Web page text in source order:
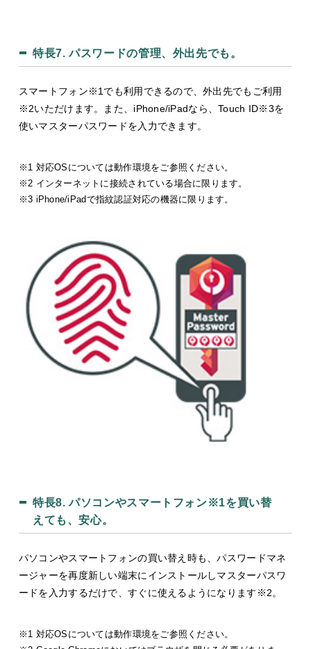
特長7. パスワードの管理、外出先でも。
スマートフォン※1でも利用できるので、外出先でもご利用
※2いただけます。また、iPhone/iPadなら、Touch ID※3を
使いマスターパスワードを入力できます。
※1 対応OSについては動作環境をご参照ください。
※2 インターネットに接続されている場合に限ります。
※3 iPhone/iPadで指紋認証対応の機器に限ります。
特長8. パソコンやスマートフォン※1を買い替
えても、安心。
パソコンやスマートフォンの買い替え時も、パスワードマネ
ージャーを再度新しい端末にインストールしマスターパスワ
ードを入力するだけで、すぐに使えるようになります※2。
※1 対応OSについては動作環境をご参照ください。